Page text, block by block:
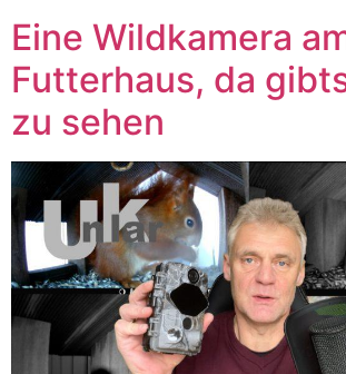
Eine Wildkamera
Futterhaus, da
zu sehen